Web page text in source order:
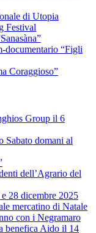
di Utopia
Festival
“Figli
Coraggioso”
Group il 6
domani al
dell’Agrario del
28 dicembre 2025
mercatino di Natale
con i Negramaro
Aido il 14